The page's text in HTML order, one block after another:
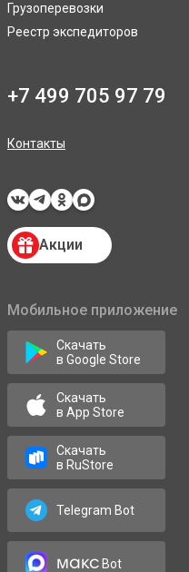
Грузоперевозки
Реестр экспедиторов
+7 499 705 97 79
Контакты
Акции
Мобильное приложение
Скачать
в Google Store
Скачать
в App Store
Скачать
в RuStore
Telegram Bot
максBot